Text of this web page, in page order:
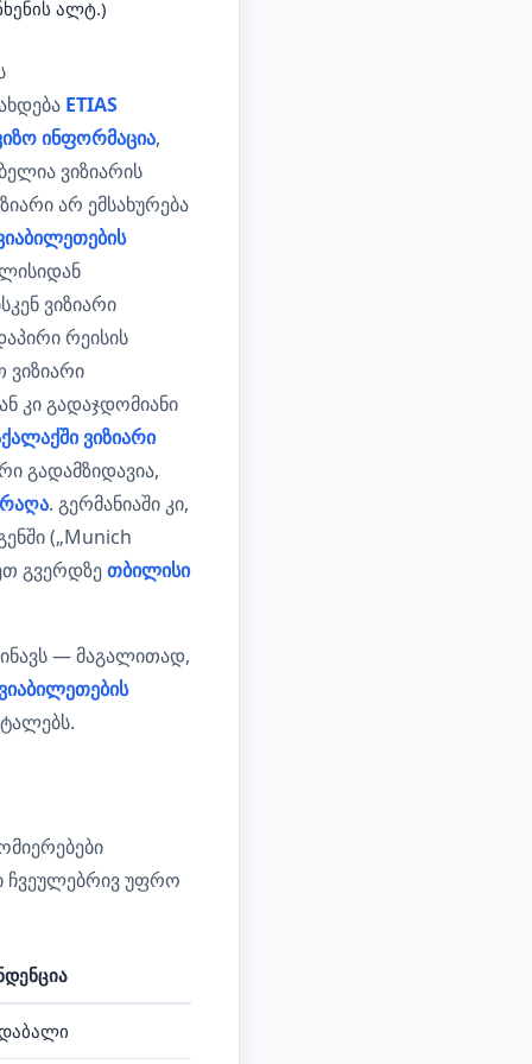
ალტ.)
ETIAS
ინფორმაცია,
ვიზიარის
არ ემსახურება
ვიზიარი
რეისის
ვიზიარი
კი გადაჯდომიანი
ვიზიარი
გადამზიდავია,
. გერმანიაში კი,
(„Munich
გვერდზეთბილისი
— მაგალითად,
ჩვეულებრივ უფრო